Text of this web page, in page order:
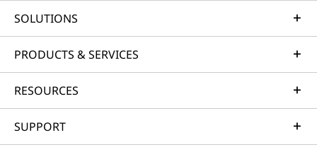
SOLUTIONS
PRODUCTS & SERVICES
RESOURCES
SUPPORT